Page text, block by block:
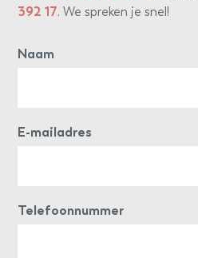
392 17. We spreken je snel!
Naam
E-mailadres
Telefoonnummer